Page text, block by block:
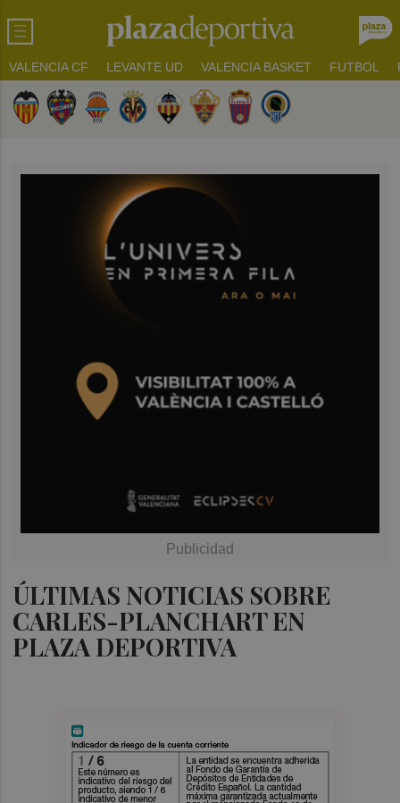
VALENCIA CF LEVANTE UD VALENCIA BASKET FUTBOL
ÚLTIMAS NOTICIAS SOBRE
CARLES-PLANCHART EN
PLAZA DEPORTIVA